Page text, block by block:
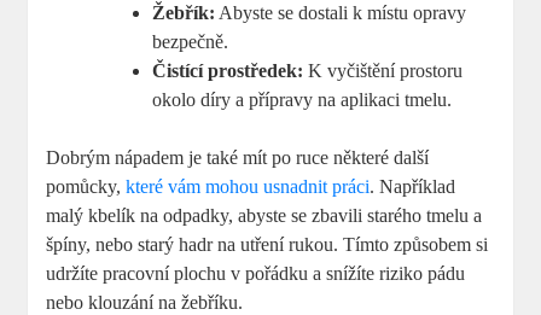
Žebřík: Abyste se dostali k místu opravy
bezpečně.
Čistící prostředek: K vyčištění prostoru
okolo díry a přípravy na aplikaci tmelu.
Dobrým nápadem je také mít po ruce některé další
pomůcky,které vám mohou usnadnit práci. Například
malý kbelík na odpadky, abyste se zbavili starého tmelu a
špíny, nebo starý hadr na utření rukou. Tímto způsobem si
udržíte pracovní plochu v pořádku a snížíte riziko pádu
nebo klouzání na žebříku.